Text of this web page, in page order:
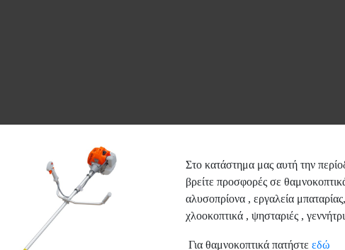
Συνεργαζόμενες
Στο κατάστημα μας αυτή την
βρείτε προσφορές σε
αλυσοπρίονα , εργαλεία μπαταρίας,
χλοοκοπτικά , ψησταριές ,
Για θαμνοκοπτικά πατήστεεδώ